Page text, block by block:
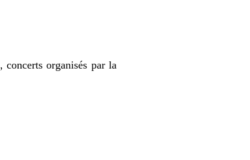
, concerts organisés par la